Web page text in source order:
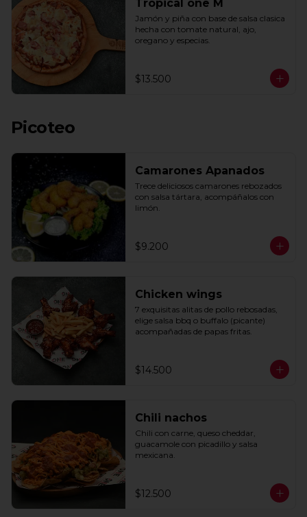
Tropical one M
Jamón y piña con base de salsa clasica
hecha con tomate natural, ajo,
oregano y especias.
$13.500
Picoteo
Camarones Apanados
Trece deliciosos camarones rebozados
con salsa tártara, acompáñalos con
limón.
$9.200
Chicken wings
7 exquisitas alitas de pollo rebosadas,
elige salsa bbq o buffalo (picante)
acompañadas de papas fritas.
$14.500
Chili nachos
Chili con carne, queso cheddar,
guacamole con picadillo y salsa
mexicana.
$12.500